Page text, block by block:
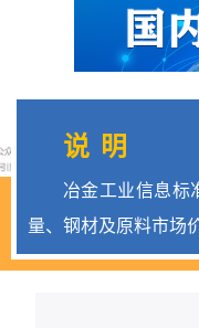
说 明
冶金工业信息标
量、钢材及原料市场